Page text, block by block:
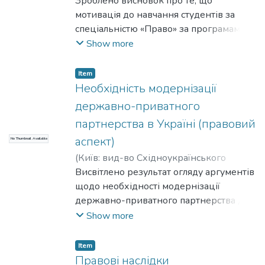
Tereshchenko, Serhii
мотивація до навчання студентів за
спеціальністю «Право» за програмами, в
яких акцентується забезпечення
потребами практики використання
цифровізованих явищ (штучного
бізнес-сайтів тощо), і інтересом до
теорії проблематики розвитку
господарського права в умовах
цифровізації економіки.
Show more
No Thumbnail Available
Item
Необхідність модернізації
державно-приватного
партнерства в Україні (правовий
аспект)
(Київ: вид-во Східноукраїнського
національного університету ім. В. Даля,
2024)Терещенко, С. В.;Tereshchenko,
Serhii
Висвітлено результат огляду аргументів
щодо необхідності модернізації
державно-приватного партнерства для
потреб повоєнного відновлення
доцільність проведення комплексних
наукових досліджень економіко-
Show more
Item
Правові наслідки